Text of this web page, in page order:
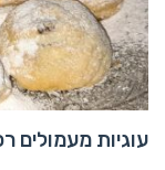
עוגיות מעמולים